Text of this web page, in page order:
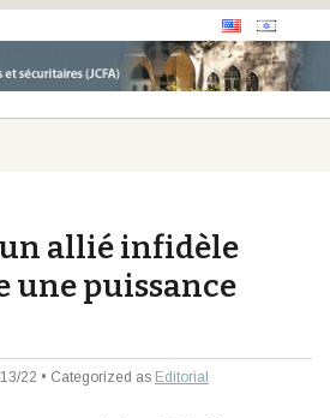
allié infidèle
une puissance
22 • Categorized as Editorial